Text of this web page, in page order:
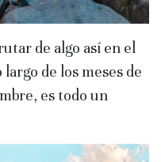
de algo así en el
largo de los meses de
es todo un